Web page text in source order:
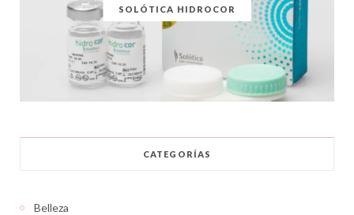
SOLÓTICA HIDROCOR
CATEGORÍAS
Belleza